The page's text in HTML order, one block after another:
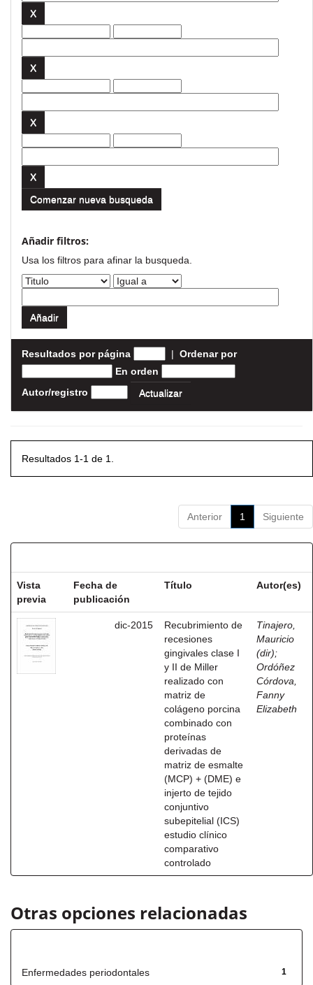
Comenzar nueva busqueda
Añadir filtros:
Usa los filtros para afinar la busqueda.
Resultados por página | Ordenar por
En orden
Autor/registro
Resultados 1-1 de 1.
Anterior 1 Siguiente
Vista
previa
Fecha de
publicación
Título Autor(es)
dic-2015
Recubrimiento de
recesiones
gingivales clase I
y II de Miller
realizado con
matriz de
colágeno porcina
combinado con
proteínas
derivadas de
matriz de esmalte
(MCP) + (DME) e
injerto de tejido
conjuntivo
subepitelial (ICS)
estudio clínico
comparativo
controlado
Tinajero,
Mauricio
(dir);
Ordóñez
Córdova,
Fanny
Elizabeth
Otras opciones relacionadas
1
Enfermedades periodontales